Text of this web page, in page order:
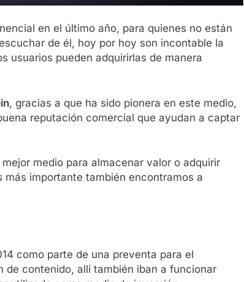
en el último año, para quienes no están
de él, hoy por hoy son incontable la
usuarios pueden adquirirlas de manera
, gracias a que ha sido pionera en este medio,
reputación comercial que ayudan a captar
medio para almacenar valor o adquirir
importante también encontramos a
como parte de una preventa para el
contenido, allí también iban a funcionar